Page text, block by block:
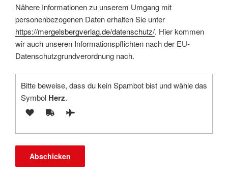
Nähere Informationen zu unserem Umgang mit
personenbezogenen Daten erhalten Sie unter
https://mergelsbergverlag.de/datenschutz/. Hier kommen
wir auch unseren Informationspflichten nach der EU-
Datenschutzgrundverordnung nach.
Bitte beweise, dass du kein Spambot bist und wähle das
Symbol Herz.